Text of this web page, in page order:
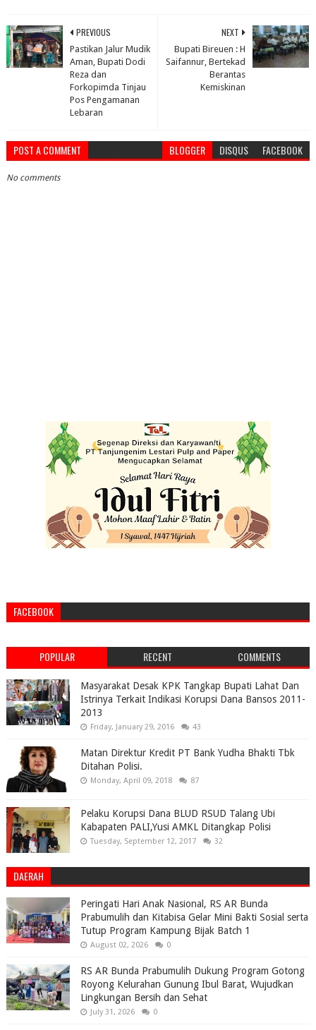
NEXT
Bupati Bireuen : H
Saifannur, Bertekad
Berantas
Kemiskinan
PREVIOUS
Pastikan Jalur Mudik
Aman, Bupati Dodi
Reza dan
Forkopimda Tinjau
Pos Pengamanan
Lebaran
POST A COMMENT BLOGGER DISQUS FACEBOOK
No comments
FACEBOOK
POPULAR RECENT COMMENTS
Masyarakat Desak KPK Tangkap Bupati Lahat Dan
Istrinya Terkait Indikasi Korupsi Dana Bansos 2011-
2013
Friday, January 29, 2016 43
Matan Direktur Kredit PT Bank Yudha Bhakti Tbk
Ditahan Polisi.
Monday, April 09, 2018 87
Pelaku Korupsi Dana BLUD RSUD Talang Ubi
Kabapaten PALI,Yusi AMKL Ditangkap Polisi
Tuesday, September 12, 2017 32
DAERAH
Peringati Hari Anak Nasional, RS AR Bunda
Prabumulih dan Kitabisa Gelar Mini Bakti Sosial serta
Tutup Program Kampung Bijak Batch 1
August 02, 2026 0
RS AR Bunda Prabumulih Dukung Program Gotong
Royong Kelurahan Gunung Ibul Barat, Wujudkan
Lingkungan Bersih dan Sehat
July 31, 2026 0